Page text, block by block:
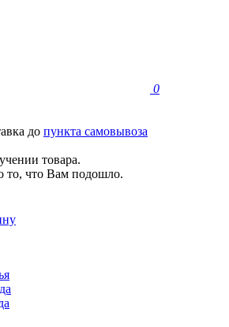
0
до пункта самовывоза
товара.
то, что Вам подошло.